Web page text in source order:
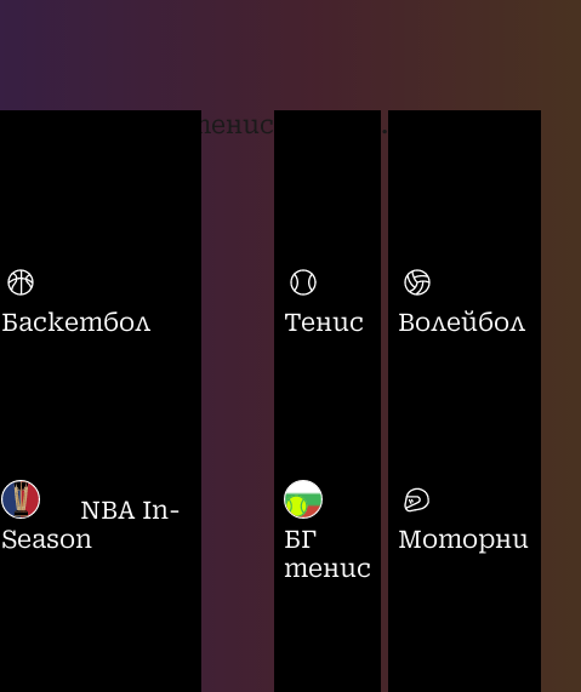
Баскетбол
NBA In-
Season
тенис
Тенис
БГ
тенис
...
Волейбол
Моторни